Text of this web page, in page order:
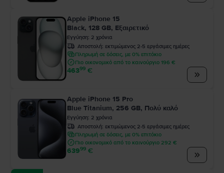
Apple iPhone 15
Black, 128 GB, Εξαιρετικό
Εγγύηση: 2 χρόνια
Αποστολή: εκτιμώμενος 2-5 εργάσιμες ημέρες
Πληρωμή σε δόσεις, με 0% επιτόκιο
Πιο οικονομικό από το καινούργιο 196 €
46399 €
Apple iPhone 15 Pro
Blue Titanium, 256 GB, Πολύ καλό
Εγγύηση: 2 χρόνια
Αποστολή: εκτιμώμενος 2-5 εργάσιμες ημέρες
Πληρωμή σε δόσεις, με 0% επιτόκιο
Πιο οικονομικό από το καινούργιο 292 €
63999 €